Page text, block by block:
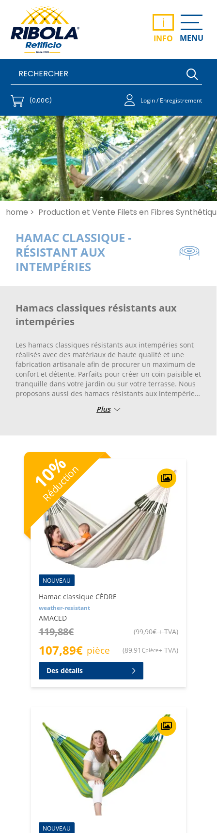
i
INFO MENU
(0,00€) Login / Enregistrement
home > Production et Vente Filets en Fibres
HAMAC CLASSIQUE -
RÉSISTANT AUX
INTEMPÉRIES
Hamacs classiques résistants aux
intempéries
Les hamacs classiques résistants aux intempéries sont
réalisés avec des matériaux de haute qualité et une
fabrication artisanale afin de procurer un maximum de
confort et détente. Parfaits pour créer un coin paisible et
tranquille dans votre jardin ou sur votre terrasse. Nous
proposons aussi des hamacs résistants aux intempéries,
l'humidité, parfaits pour être utilisés à l’extérieur tout au
plusieurs dimensions et coloris pour s'adapter à tous les
espaces et à tous les styles. Choisissez Retificio Ribola
pour obtenir les meilleurs hamacs classiques et hamacs
résistants aux intempéries disponibles sur le marché.
Plus
10
%
Réduction
NOUVEAU
Hamac classique CÈDRE
weather-resistant
AMACED
119,88€ (99,90€+ TVA)
107,89€ pièce (89,91€pièce+ TVA)
Des détails
NOUVEAU